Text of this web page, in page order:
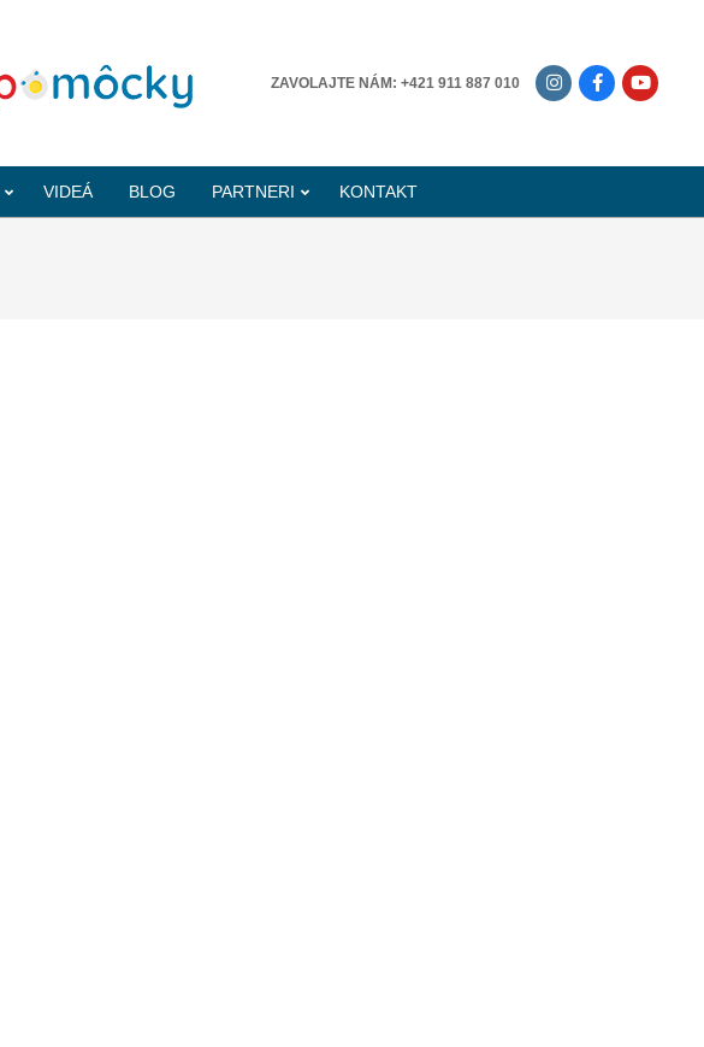
ZAVOLAJTE NÁM: +421 911 887 010
VIDEÁ BLOG PARTNERI KONTAKT